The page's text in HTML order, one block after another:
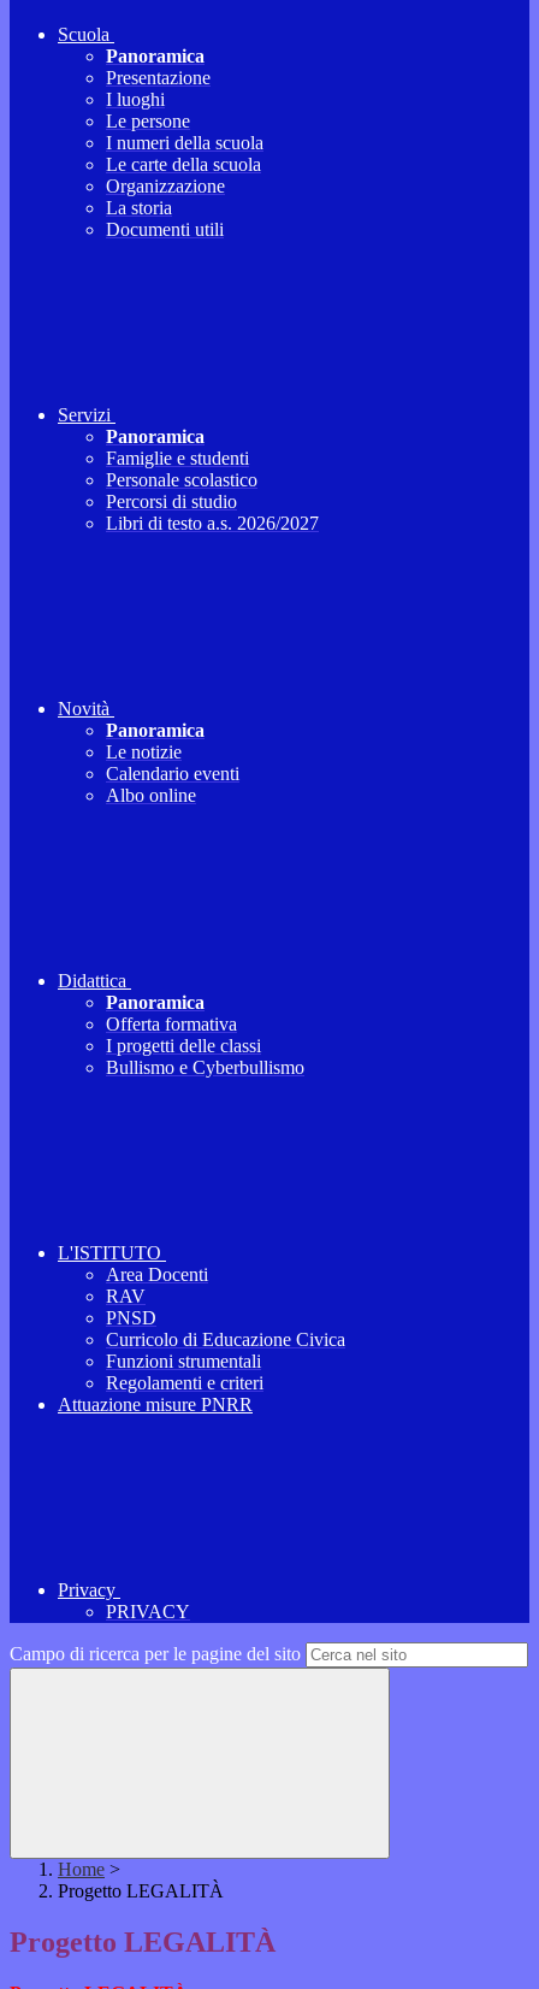
Scuola
Panoramica
Presentazione
I luoghi
Le persone
I numeri della scuola
Le carte della scuola
Organizzazione
La storia
Documenti utili
Servizi
Panoramica
Famiglie e studenti
Personale scolastico
Percorsi di studio
Libri di testo a.s. 2026/2027
Novità
Panoramica
Le notizie
Calendario eventi
Albo online
Didattica
Panoramica
Offerta formativa
I progetti delle classi
Bullismo e Cyberbullismo
L'ISTITUTO
Area Docenti
RAV
PNSD
Curricolo di Educazione Civica
Funzioni strumentali
Regolamenti e criteri
Attuazione misure PNRR
Privacy
PRIVACY
Campo di ricerca per le pagine del sito
Home >
Progetto LEGALITÀ
Progetto LEGALITÀ